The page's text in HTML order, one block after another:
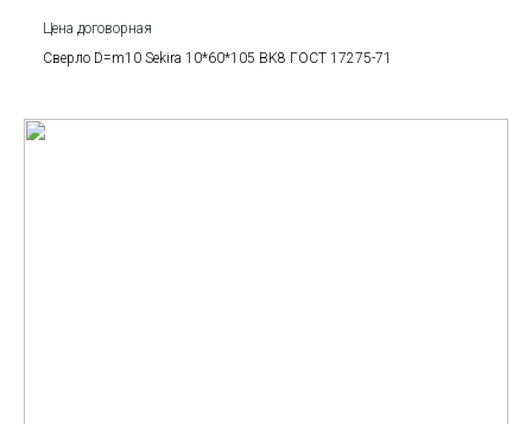
Цена договорная
Сверло D=m10 Sekira 10*60*105 BK8 ГОСТ 17275-71